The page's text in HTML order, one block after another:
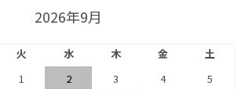
2026年9月
火 水 木 金
土
1
2 3 4
5